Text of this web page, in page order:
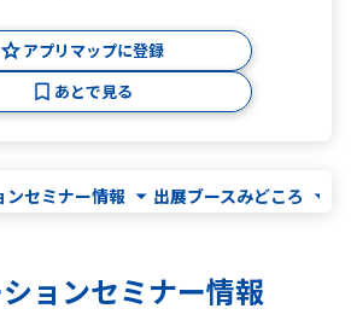
アプリマップに登録
あとで見る
ンセミナー情報 出展ブースみどころ
ョンセミナー情報